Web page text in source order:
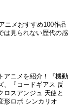
ニメおすすめ100作品
見られない歴代の感
アニメを紹介！『機動
、『コードギアス 反
ロスアンジュ 天使と
形ロボ シンカリオ